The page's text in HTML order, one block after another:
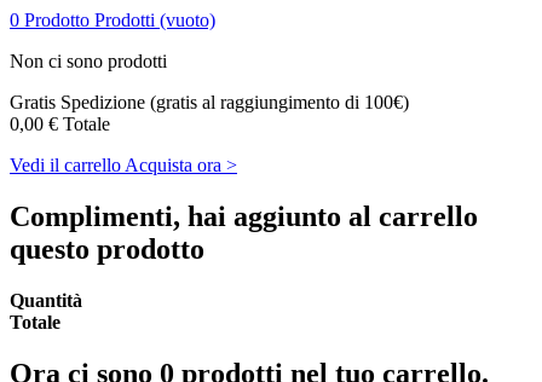
0 Prodotto Prodotti (vuoto)
Non ci sono prodotti
Gratis Spedizione (gratis al raggiungimento di 100€)
0,00 € Totale
Vedi il carrello Acquista ora >
Complimenti, hai aggiunto al carrello
questo prodotto
Quantità
Totale
Ora ci sono 0 prodotti nel tuo carrello.